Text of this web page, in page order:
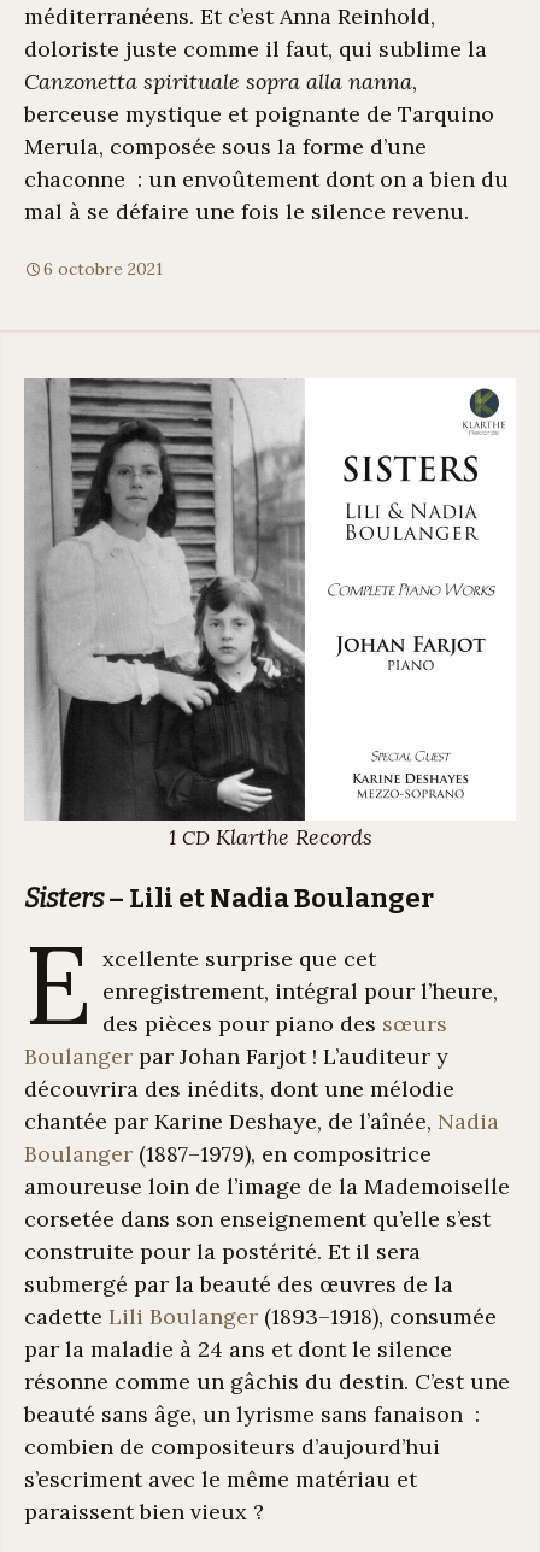
méditerranéens. Et c’est Anna Reinhold,
doloriste juste comme il faut, qui sublime la
Canzonetta spirituale sopra alla nanna,
berceuse mystique et poignante de Tarquino
Merula, composée sous la forme d’une
chaconne : un envoûtement dont on a bien du
mal à se défaire une fois le silence revenu.
6 octobre 2021
1 CDKlarthe Records
Sisters– Lili et Nadia Boulanger
E xcellente surprise que cet
enregistrement, intégral pour l’heure,
des pièces pour piano des sœurs
Boulanger par Johan Farjot ! L’auditeur y
découvrira des inédits, dont une mélodie
chantée par Karine Deshaye, de l’aînée, Nadia
Boulanger (1887–1979), en compositrice
amoureuse loin de l’image de la Mademoiselle
corsetée dans son enseignement qu’elle s’est
construite pour la postérité. Et il sera
submergé par la beauté des œuvres de la
cadette Lili Boulanger (1893–1918), consumée
par la maladie à 24 ans et dont le silence
résonne comme un gâchis du destin. C’est une
beauté sans âge, un lyrisme sans fanaison :
combien de compositeurs d’aujourd’hui
s’escriment avec le même matériau et
paraissent bien vieux ?